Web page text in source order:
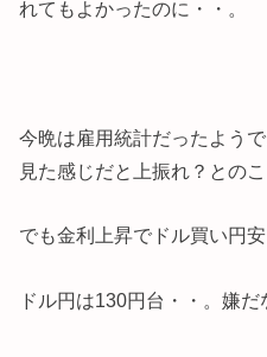
れてもよかったのに・・。
今晩は雇用統計だったよう
見た感じだと上振れ？とのこ
でも金利上昇でドル買い円
ドル円は130円台・・。嫌だ